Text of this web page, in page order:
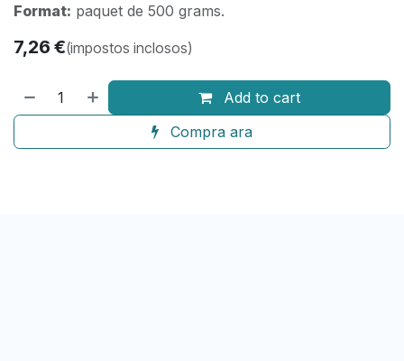
Format: paquet de 500 grams.
7,26 €(impostos inclosos)
Add to cart
Compra ara